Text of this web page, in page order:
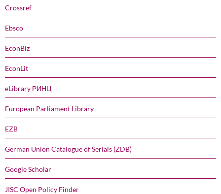
Crossref
Ebsco
EconBiz
EconLit
eLibrary РИНЦ
European Parliament Library
EZB
German Union Catalogue of Serials (ZDB)
Google Scholar
JISC Open Policy Finder